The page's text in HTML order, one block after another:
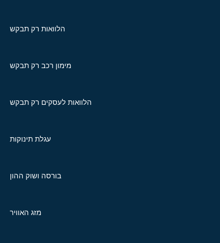
הלוואות רק תבקש
מימון רכב רק תבקש
הלוואות לעסקים רק תבקש
עגלת תינוקות
בורסה ושוק ההון
מזג האוויר